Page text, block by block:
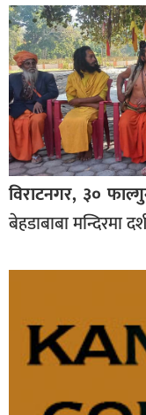
विराटनगर, ३०
बेहडाबाबा मन्दिरमा